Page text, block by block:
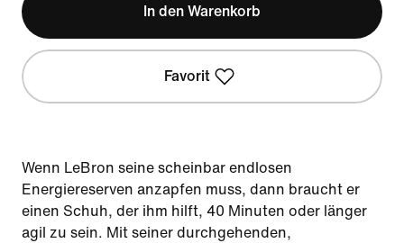
In den Warenkorb
Favorit
Wenn LeBron seine scheinbar endlosen
Energiereserven anzapfen muss, dann braucht er
einen Schuh, der ihm hilft, 40 Minuten oder länger
agil zu sein. Mit seiner durchgehenden,